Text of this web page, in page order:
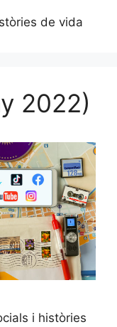
de vida
2022)
i històries